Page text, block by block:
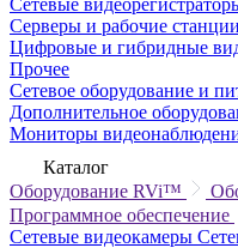
Сетевые
Серверы и рабочие станции
Цифровые и гибридные
Прочее
Сетевое оборудование и
Дополнительное
Мониторы
Каталог
Оборудование RVi™
Программное обеспечение
Сетевые видеокамеры